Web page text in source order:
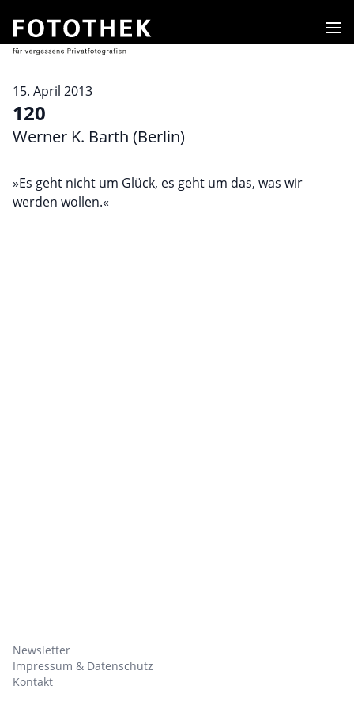
15. April 2013
120
Werner K. Barth (Berlin)
»Es geht nicht um Glück, es geht um das, was wir
werden wollen.«
Newsletter
Impressum & Datenschutz
Kontakt